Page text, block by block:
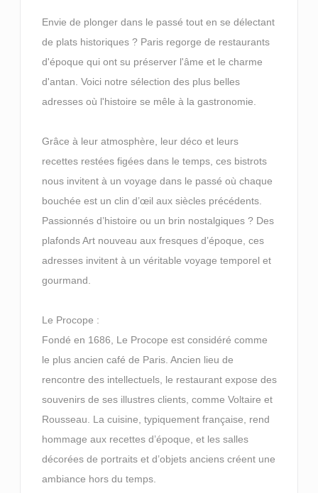
Envie de plonger dans le passé tout en se délectant
de plats historiques ? Paris regorge de restaurants
d'époque qui ont su préserver l'âme et le charme
d'antan. Voici notre sélection des plus belles
adresses où l'histoire se mêle à la gastronomie.
Grâce à leur atmosphère, leur déco et leurs
recettes restées figées dans le temps, ces bistrots
nous invitent à un voyage dans le passé où chaque
bouchée est un clin d’œil aux siècles précédents.
Passionnés d’histoire ou un brin nostalgiques ? Des
plafonds Art nouveau aux fresques d’époque, ces
adresses invitent à un véritable voyage temporel et
gourmand.
Le Procope :
Fondé en 1686, Le Procope est considéré comme
le plus ancien café de Paris. Ancien lieu de
rencontre des intellectuels, le restaurant expose des
souvenirs de ses illustres clients, comme Voltaire et
Rousseau. La cuisine, typiquement française, rend
hommage aux recettes d’époque, et les salles
décorées de portraits et d’objets anciens créent une
ambiance hors du temps.